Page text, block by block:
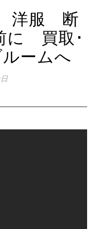
洋服 断
に 買取･
ームへ